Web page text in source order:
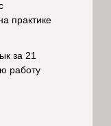
практике
за 21
работу